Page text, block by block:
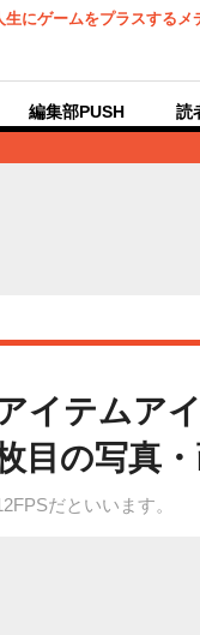
生にゲームをプラスするメ
編集部PUSH 読
イテムア
目の写真
だといいます。